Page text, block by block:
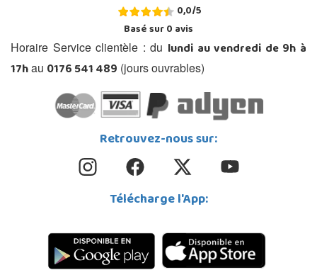
0,0/5
Basé sur0avis
Horaire Service clientèle : du lundi au vendredi de 9h à
17hau 0176 541 489 (jours ouvrables)
Retrouvez-nous sur:
Télécharge l'App: